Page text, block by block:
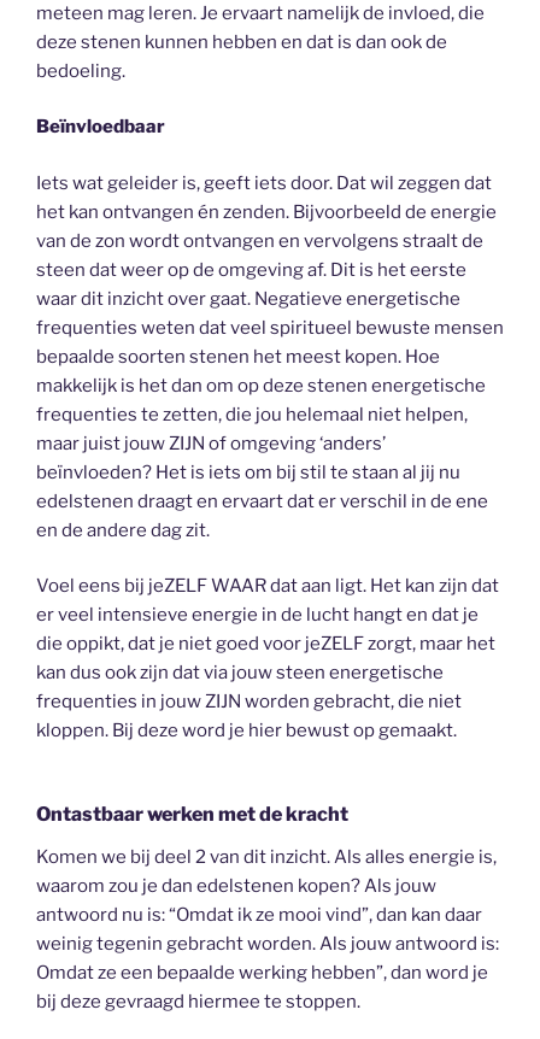
meteen mag leren. Je ervaart namelijk de invloed, die
deze stenen kunnen hebben en dat is dan ook de
bedoeling.
Beïnvloedbaar
Iets wat geleider is, geeft iets door. Dat wil zeggen dat
het kan ontvangen én zenden. Bijvoorbeeld de energie
van de zon wordt ontvangen en vervolgens straalt de
steen dat weer op de omgeving af. Dit is het eerste
waar dit inzicht over gaat. Negatieve energetische
frequenties weten dat veel spiritueel bewuste mensen
bepaalde soorten stenen het meest kopen. Hoe
makkelijk is het dan om op deze stenen energetische
frequenties te zetten, die jou helemaal niet helpen,
maar juist jouw ZIJN of omgeving ‘anders’
beïnvloeden? Het is iets om bij stil te staan al jij nu
edelstenen draagt en ervaart dat er verschil in de ene
en de andere dag zit.
Voel eens bij jeZELF WAAR dat aan ligt. Het kan zijn dat
er veel intensieve energie in de lucht hangt en dat je
die oppikt, dat je niet goed voor jeZELF zorgt, maar het
kan dus ook zijn dat via jouw steen energetische
frequenties in jouw ZIJN worden gebracht, die niet
kloppen. Bij deze word je hier bewust op gemaakt.
Ontastbaar werken met de kracht
Komen we bij deel 2 van dit inzicht. Als alles energie is,
waarom zou je dan edelstenen kopen? Als jouw
antwoord nu is: “Omdat ik ze mooi vind”, dan kan daar
weinig tegenin gebracht worden. Als jouw antwoord is:
Omdat ze een bepaalde werking hebben”, dan word je
bij deze gevraagd hiermee te stoppen.